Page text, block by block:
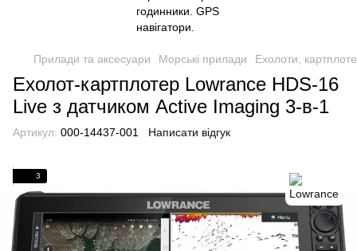
Прилади та аксесуари Морські прилади Ехолоти,
Ехолот-картплотер Lowrance HDS-16
Live з датчиком Active Imaging 3-в-1
Артикул: 000-14437-001 Написати відгук
3